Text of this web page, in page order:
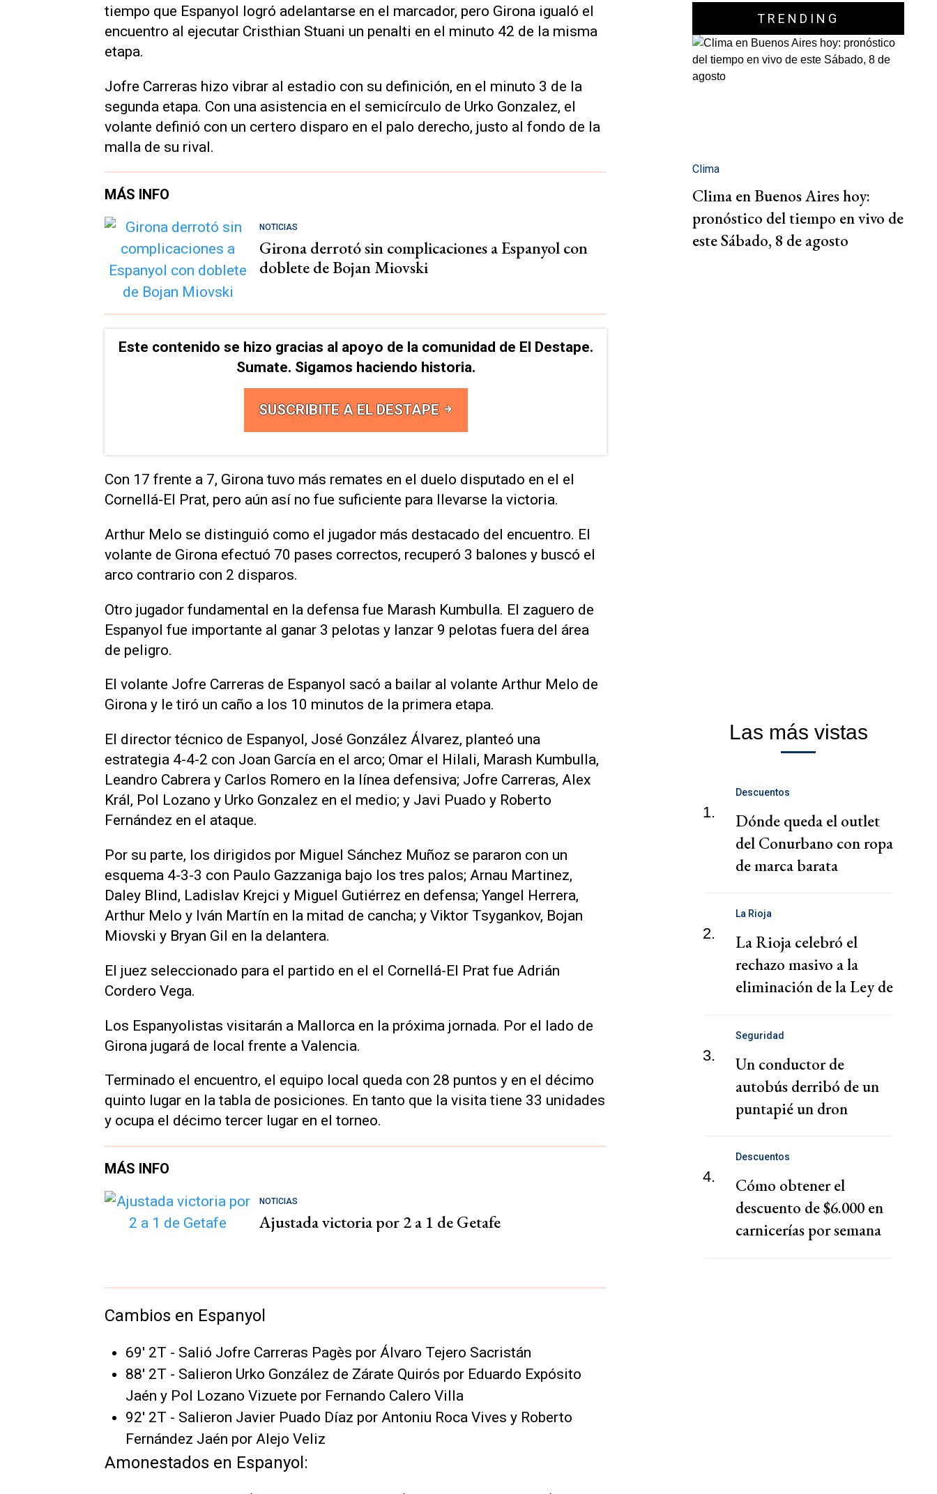
tiempo que Espanyol logró adelantarse en el marcador, pero Girona igualó el
encuentro al ejecutar Cristhian Stuani un penalti en el minuto 42 de la misma
etapa.
Jofre Carreras hizo vibrar al estadio con su definición, en el minuto 3 de la
segunda etapa. Con una asistencia en el semicírculo de Urko Gonzalez, el
volante definió con un certero disparo en el palo derecho, justo al fondo de la
malla de su rival.
MÁS INFO
NOTICIAS
Girona derrotó sin complicaciones a Espanyol con
doblete de Bojan Miovski
Este contenido se hizo gracias al apoyo de la comunidad de El Destape.
Sumate. Sigamos haciendo historia.
SUSCRIBITE A EL DESTAPE
Con 17 frente a 7, Girona tuvo más remates en el duelo disputado en el el
Cornellá-El Prat, pero aún así no fue suficiente para llevarse la victoria.
Arthur Melo se distinguió como el jugador más destacado del encuentro. El
volante de Girona efectuó 70 pases correctos, recuperó 3 balones y buscó el
arco contrario con 2 disparos.
Otro jugador fundamental en la defensa fue Marash Kumbulla. El zaguero de
Espanyol fue importante al ganar 3 pelotas y lanzar 9 pelotas fuera del área
de peligro.
El volante Jofre Carreras de Espanyol sacó a bailar al volante Arthur Melo de
Girona y le tiró un caño a los 10 minutos de la primera etapa.
El director técnico de Espanyol, José González Álvarez, planteó una
estrategia 4-4-2 con Joan García en el arco; Omar el Hilali, Marash Kumbulla,
Leandro Cabrera y Carlos Romero en la línea defensiva; Jofre Carreras, Alex
Král, Pol Lozano y Urko Gonzalez en el medio; y Javi Puado y Roberto
Fernández en el ataque.
Por su parte, los dirigidos por Miguel Sánchez Muñoz se pararon con un
esquema 4-3-3 con Paulo Gazzaniga bajo los tres palos; Arnau Martinez,
Daley Blind, Ladislav Krejci y Miguel Gutiérrez en defensa; Yangel Herrera,
Arthur Melo y Iván Martín en la mitad de cancha; y Viktor Tsygankov, Bojan
Miovski y Bryan Gil en la delantera.
El juez seleccionado para el partido en el el Cornellá-El Prat fue Adrián
Cordero Vega.
Los Espanyolistas visitarán a Mallorca en la próxima jornada. Por el lado de
Girona jugará de local frente a Valencia.
Terminado el encuentro, el equipo local queda con 28 puntos y en el décimo
quinto lugar en la tabla de posiciones. En tanto que la visita tiene 33 unidades
y ocupa el décimo tercer lugar en el torneo.
MÁS INFO
NOTICIAS
Ajustada victoria por 2 a 1 de Getafe
Cambios en Espanyol
69' 2T - Salió Jofre Carreras Pagès por Álvaro Tejero Sacristán
88' 2T - Salieron Urko González de Zárate Quirós por Eduardo Expósito
Jaén y Pol Lozano Vizuete por Fernando Calero Villa
92' 2T - Salieron Javier Puado Díaz por Antoniu Roca Vives y Roberto
Fernández Jaén por Alejo Veliz
Amonestados en Espanyol:
TRENDING
Clima
Clima en Buenos Aires hoy:
pronóstico del tiempo en vivo de
este Sábado, 8 de agosto
Las más vistas
1.
Descuentos
Dónde queda el outlet
del Conurbano con ropa
de marca barata
2.
La Rioja
La Rioja celebró el
rechazo masivo a la
eliminación de la Ley de
3.
Seguridad
Un conductor de
autobús derribó de un
puntapié un dron
aeropuerto alemán
4.
Descuentos
Cómo obtener el
descuento de $6.000 en
carnicerías por semana